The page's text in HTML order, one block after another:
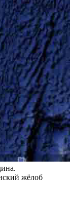
жёлоб